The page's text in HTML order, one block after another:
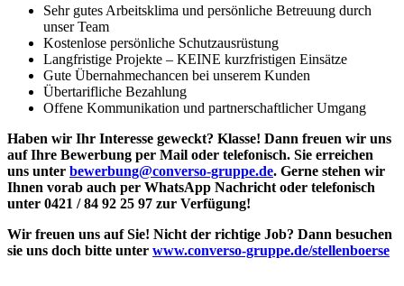
Sehr gutes Arbeitsklima und persönliche Betreuung durch
unser Team
Kostenlose persönliche Schutzausrüstung
Langfristige Projekte – KEINE kurzfristigen Einsätze
Gute Übernahmechancen bei unserem Kunden
Übertarifliche Bezahlung
Offene Kommunikation und partnerschaftlicher Umgang
Haben wir Ihr Interesse geweckt? Klasse! Dann freuen wir uns
auf Ihre Bewerbung per Mail oder telefonisch. Sie erreichen
uns unter bewerbung@converso-gruppe.de. Gerne stehen wir
Ihnen vorab auch per WhatsApp Nachricht oder telefonisch
unter 0421 / 84 92 25 97 zur Verfügung!
Wir freuen uns auf Sie! Nicht der richtige Job? Dann besuchen
sie uns doch bitte unter www.converso-gruppe.de/stellenboerse